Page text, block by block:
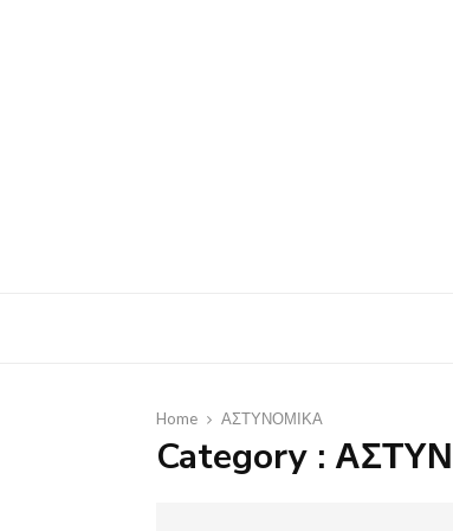
Home ΑΣΤΥΝΟΜΙΚΑ
Category :